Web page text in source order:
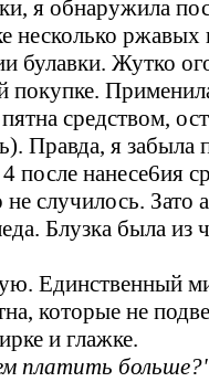
я обнаружила
несколько ржавых
булавки. Жутко
покупке.
средством,
Правда, я забыла
после нанесе6ия
случилось. Зато
Блузка была из
Единственный
которые не
и глажке.
платить